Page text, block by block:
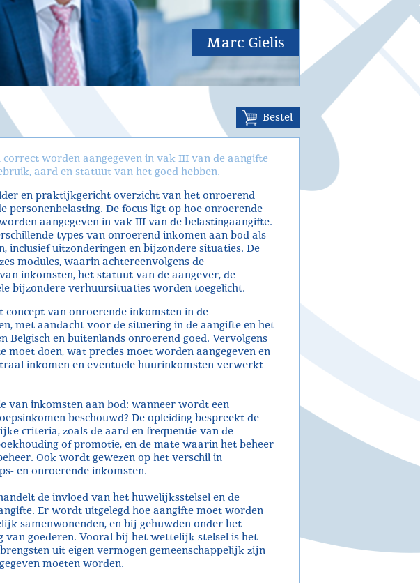
Marc Gielis
Bestel
worden aangegeven in vak III van de aangifte
aard en statuut van het goed hebben.
en praktijkgericht overzicht van het onroerend
personenbelasting. De focus ligt op hoe onroerende
aangegeven in vak III van de belastingaangifte.
types van onroerend inkomen aan bod als
inclusief uitzonderingen en bijzondere situaties. De
modules, waarin achtereenvolgens de
inkomsten, het statuut van de aangever, de
bijzondere verhuursituaties worden toegelicht.
concept van onroerende inkomsten in de
met aandacht voor de situering in de aangifte en het
Belgisch en buitenlands onroerend goed. Vervolgens
moet doen, wat precies moet worden aangegeven en
inkomen en eventuele huurinkomsten verwerkt
van inkomsten aan bod: wanneer wordt een
beschouwd? De opleiding bespreekt de
criteria, zoals de aard en frequentie van de
of promotie, en de mate waarin het beheer
Ook wordt gewezen op het verschil in
en onroerende inkomsten.
de invloed van het huwelijksstelsel en de
Er wordt uitgelegd hoe aangifte moet worden
samenwonenden, en bij gehuwden onder het
van goederen. Vooral bij het wettelijk stelsel is het
uit eigen vermogen gemeenschappelijk zijn
moeten worden.